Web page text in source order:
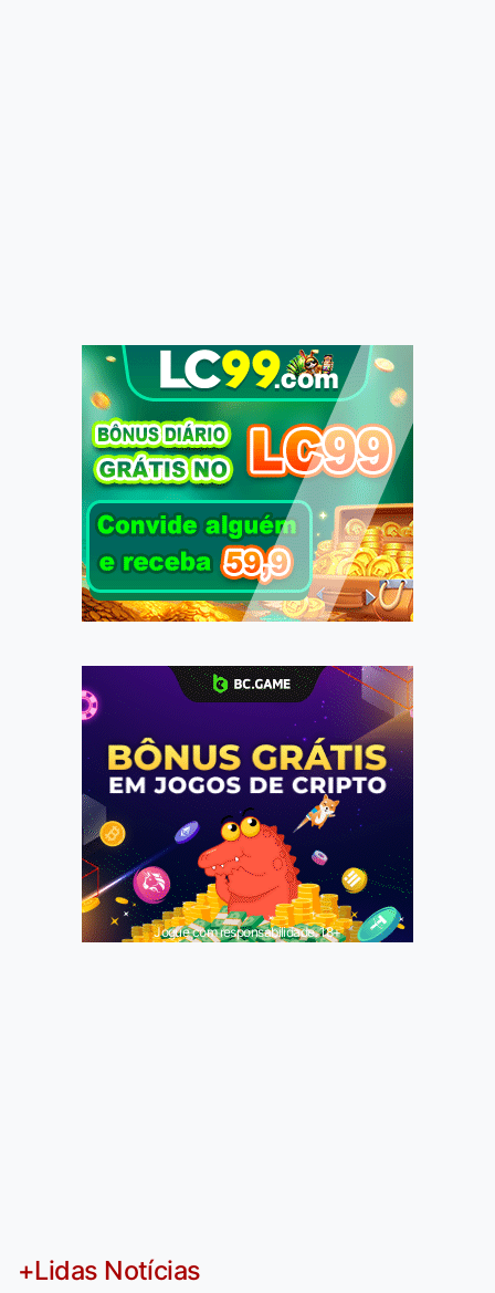
Jogue com responsabilidade. 18+
+Lidas Notícias